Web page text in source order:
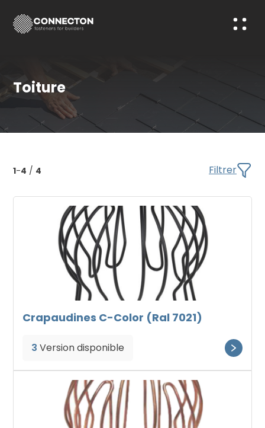
Toiture
1-4 / 4 Filtrer
Crapaudines C-Color (Ral 7021)
3 Version disponible